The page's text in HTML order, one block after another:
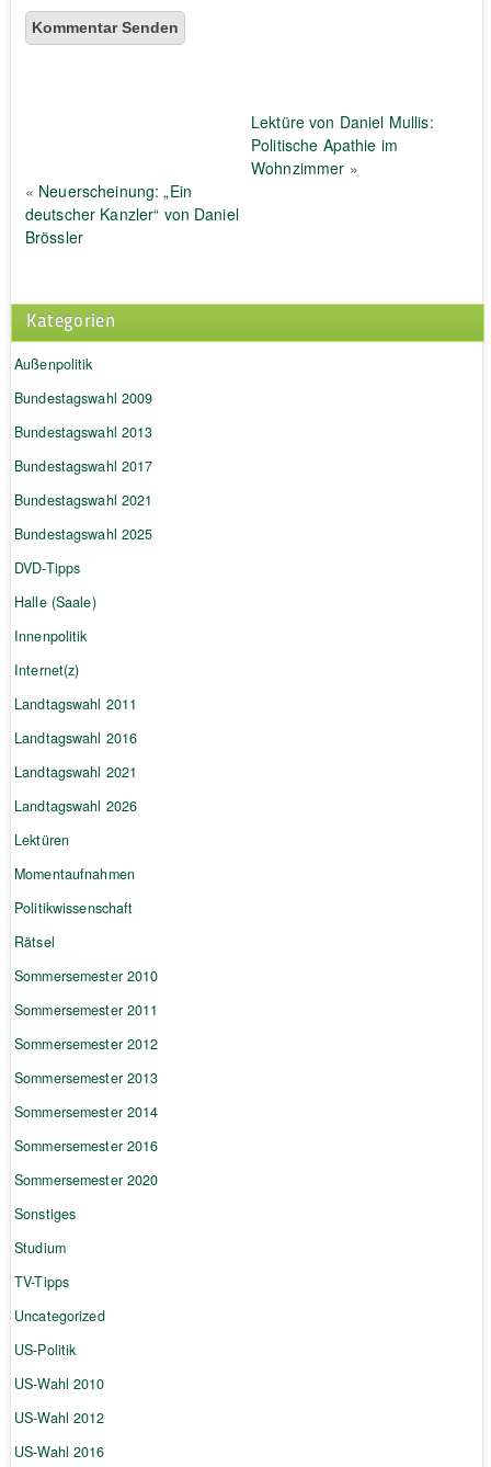
Lektüre von Daniel Mullis:
Politische Apathie im
Wohnzimmer »
« Neuerscheinung: „Ein
deutscher Kanzler“ von Daniel
Brössler
Kategorien
Außenpolitik
Bundestagswahl 2009
Bundestagswahl 2013
Bundestagswahl 2017
Bundestagswahl 2021
Bundestagswahl 2025
DVD-Tipps
Halle (Saale)
Innenpolitik
Internet(z)
Landtagswahl 2011
Landtagswahl 2016
Landtagswahl 2021
Landtagswahl 2026
Lektüren
Momentaufnahmen
Politikwissenschaft
Rätsel
Sommersemester 2010
Sommersemester 2011
Sommersemester 2012
Sommersemester 2013
Sommersemester 2014
Sommersemester 2016
Sommersemester 2020
Sonstiges
Studium
TV-Tipps
Uncategorized
US-Politik
US-Wahl 2010
US-Wahl 2012
US-Wahl 2016